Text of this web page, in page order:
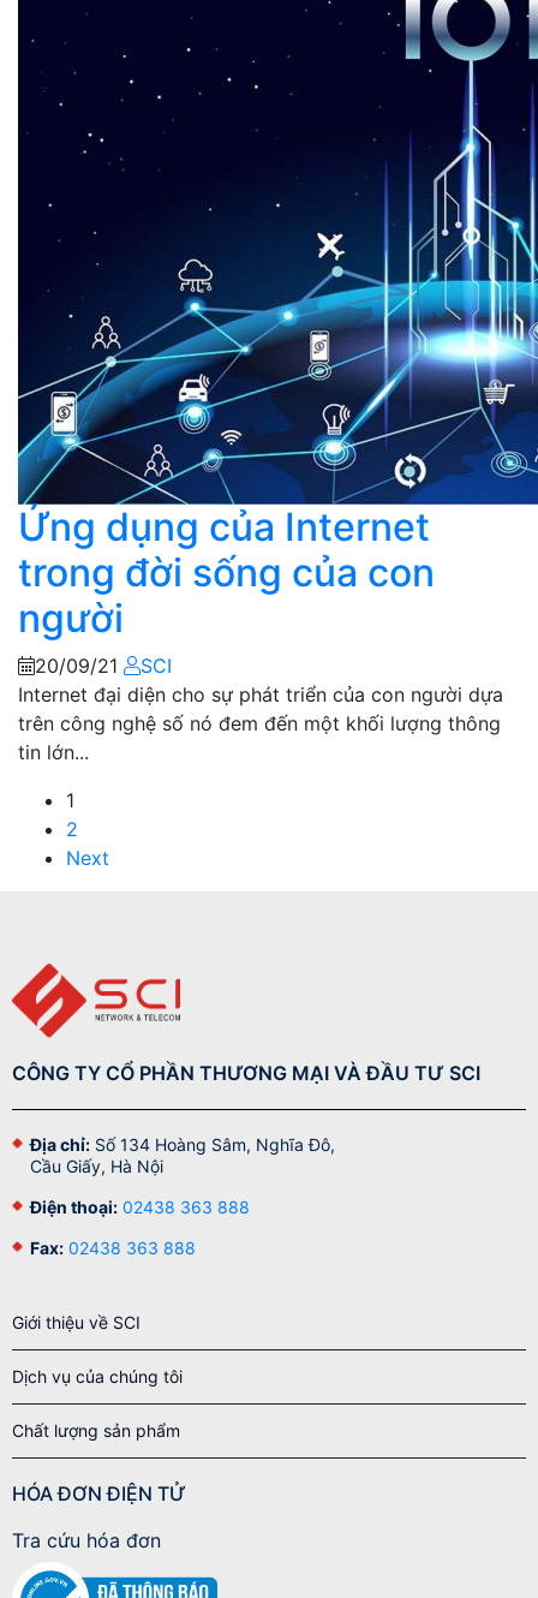
Ứng dụng của Internet
trong đời sống của con
người
20/09/21
SCI
Internet đại diện cho sự phát triển của con người dựa
trên công nghệ số nó đem đến một khối lượng thông
tin lớn...
1
2
Next
CÔNG TY CỔ PHẦN THƯƠNG MẠI VÀ ĐẦU TƯ SCI
Địa chỉ: Số 134 Hoàng Sâm, Nghĩa Đô,
Cầu Giấy, Hà Nội
Điện thoại: 02438 363 888
Fax: 02438 363 888
Giới thiệu về SCI
Dịch vụ của chúng tôi
Chất lượng sản phẩm
HÓA ĐƠN ĐIỆN TỬ
Tra cứu hóa đơn